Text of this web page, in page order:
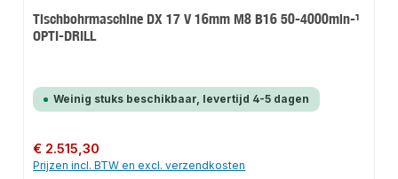
Tischbohrmaschine DX 17 V 16mm M8 B16 50-4000min-¹
OPTI-DRILL
Weinig stuks beschikbaar, levertijd 4-5 dagen
Normale prijs:
€ 2.515,30
Prijzen incl. BTW en excl. verzendkosten